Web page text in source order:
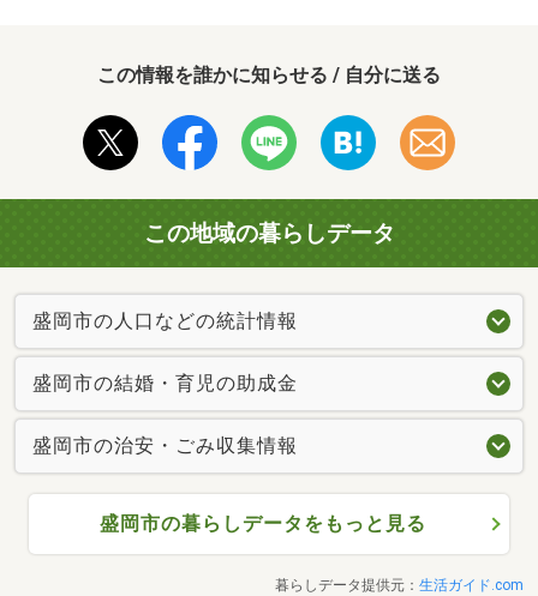
この情報を誰かに知らせる / 自分に送る
この地域の暮らしデータ
盛岡市の人口などの統計情報
盛岡市の結婚・育児の助成金
盛岡市の治安・ごみ収集情報
盛岡市の暮らしデータをもっと見る
暮らしデータ提供元： 生活ガイド.com